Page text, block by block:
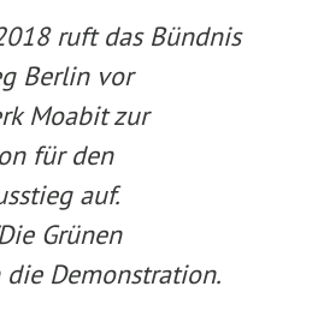
ruft das Bündnis
Berlin vor
Moabit zur
für den
auf.
Grünen
Demonstration.